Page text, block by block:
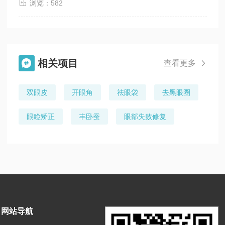
 浏览：582
 相关项目 查看更多 
双眼皮 开眼角 祛眼袋 去黑眼圈
眼睑矫正 丰卧蚕 眼部失败修复
网站导航